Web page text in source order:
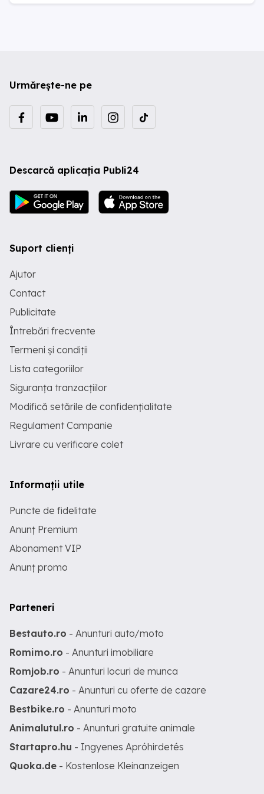
Urmărește-ne pe
Descarcă aplicația Publi24
Suport clienți
Ajutor
Contact
Publicitate
Întrebări frecvente
Termeni și condiții
Lista categoriilor
Siguranța tranzacțiilor
Modifică setările de confidențialitate
Regulament Campanie
Livrare cu verificare colet
Informații utile
Puncte de fidelitate
Anunț Premium
Abonament VIP
Anunț promo
Parteneri
Bestauto.ro - Anunturi auto/moto
Romimo.ro - Anunturi imobiliare
Romjob.ro - Anunturi locuri de munca
Cazare24.ro - Anunturi cu oferte de cazare
Bestbike.ro - Anunturi moto
Animalutul.ro - Anunturi gratuite animale
Startapro.hu - Ingyenes Apróhirdetés
Quoka.de - Kostenlose Kleinanzeigen